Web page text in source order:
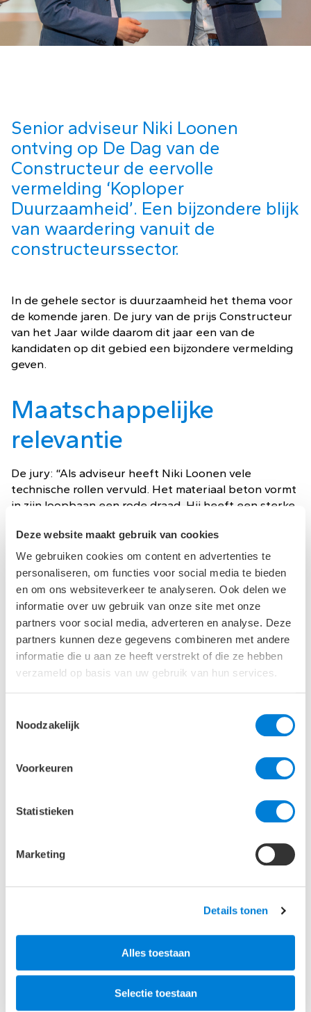
Deze website maakt gebruik van cookies
We gebruiken cookies om content en advertenties te
personaliseren, om functies voor social media te bieden
en om ons websiteverkeer te analyseren. Ook delen we
informatie over uw gebruik van onze site met onze
partners voor social media, adverteren en analyse. Deze
partners kunnen deze gegevens combineren met andere
informatie die u aan ze heeft verstrekt of die ze hebben
verzameld op basis van uw gebruik van hun services.
Noodzakelijk
Voorkeuren
Statistieken
Marketing
Details tonen
Alles toestaan
Selectie toestaan
Senior adviseur Niki Loonen
ontving op De Dag van de
Constructeur de eervolle
vermelding ‘Koploper
Duurzaamheid’. Een bijzondere blijk
van waardering vanuit de
constructeurssector.
In de gehele sector is duurzaamheid het thema voor
de komende jaren. De jury van de prijs Constructeur
van het Jaar wilde daarom dit jaar een van de
kandidaten op dit gebied een bijzondere vermelding
geven.
Maatschappelijke
relevantie
De jury: “Als adviseur heeft Niki Loonen vele
technische rollen vervuld. Het materiaal beton vormt
in zijn loopbaan een rode draad. Hij heeft een sterke
beton, vanuit de overtuiging dat we voorlopig ook
niet zonder kunnen. Dat zijn inspanningen op dat
gebied, onder andere samen met Voorbij Prefab,
niet onopgemerkt zijn gebleven, blijkt wel uit het feit
dat alle juryleden hem een topscore toekenden op
het aspect maatschappelijke relevantie. We vinden
het daarom gerechtvaardigd om hem te belonen met
de bijzondere vermelding ‘Koploper Duurzaamheid’
georganiseerd.
Inzet voor
verduurzaming beton
technische rollen vervuld: die van inspecteur,
tekenaar, constructeur, geotechnicus,
Zijn kennis over beton deelt hij door middel van
het Betonakkoord. De bedrijven van het
Betonakkoord zet zich in voor de verduurzaming van
beton, gericht op CO2-reductie, circulaire economie,
innovatie en onderwijs, en natuurlijk kapitaal.